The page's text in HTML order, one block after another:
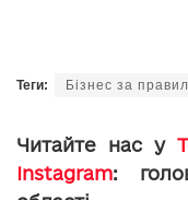
Теги: Бізнес за
Читайте нас у
Instagram: